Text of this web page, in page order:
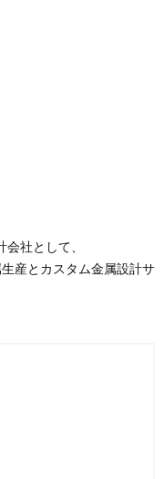
社として、
産とカスタム金属設計サ